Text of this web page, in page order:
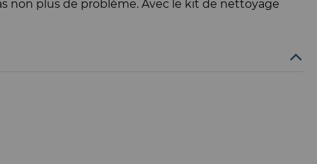
non plus de problème. Avec le kit de nettoyage